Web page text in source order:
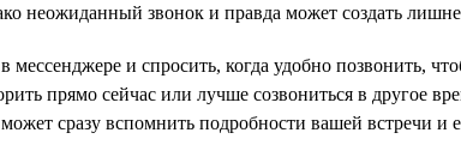
неожиданный звонок и правда может создать
и спросить, когда удобно позвонить,
прямо сейчас или лучше созвониться в другое
сразу вспомнить подробности вашей встречи